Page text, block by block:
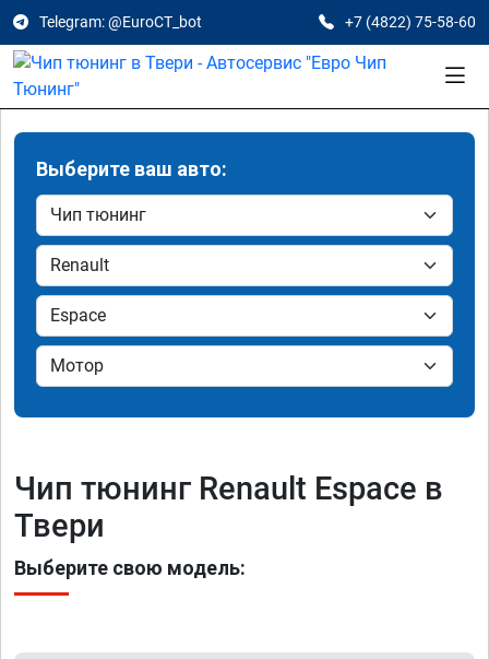
Telegram: @EuroCT_bot +7 (4822) 75-58-60
Выберите ваш авто:
Чип тюнинг Renault Espace в
Твери
Выберите свою модель: